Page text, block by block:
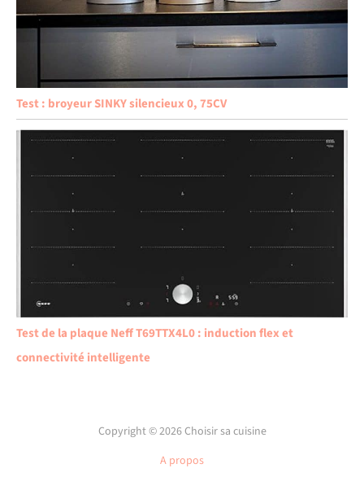
Test : broyeur SINKY silencieux 0, 75CV
Test de la plaque Neff T69TTX4L0 : induction flex et
connectivité intelligente
Copyright © 2026 Choisir sa cuisine
A propos